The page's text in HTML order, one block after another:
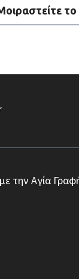
την Αγία